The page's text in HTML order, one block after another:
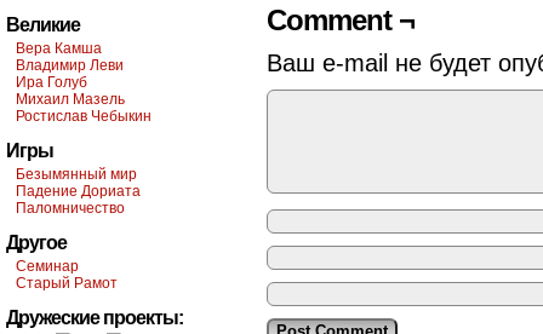
Великие
Вера Камша
Владимир Леви
Ира Голуб
Михаил Мазель
Ростислав Чебыкин
Игры
Безымянный мир
Падение Дориата
Паломничество
Другое
Семинар
Старый Рамот
Дружеские проекты:
Comment ¬
Ваш e-mail не будет